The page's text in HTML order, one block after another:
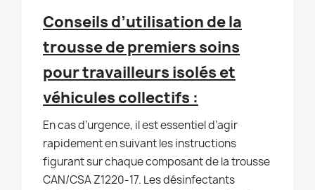
Conseils d’utilisation de la
trousse de premiers soins
pour travailleurs isolés et
véhicules collectifs :
En cas d’urgence, il est essentiel d’agir
rapidement en suivant les instructions
figurant sur chaque composant de la trousse
CAN/CSA Z1220-17. Les désinfectants